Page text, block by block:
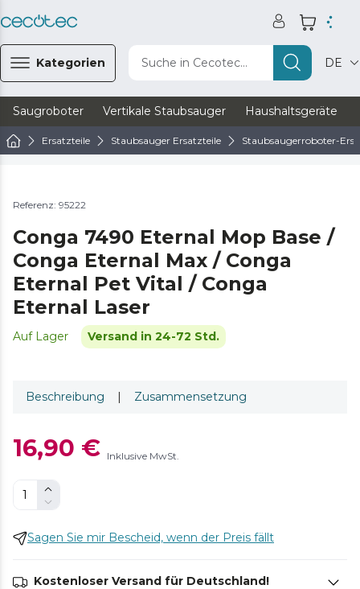
Kategorien Suche in Cecotec... DE
Saugroboter Vertikale Staubsauger Haushaltsgeräte
Ersatzteile Staubsauger Ersatzteile Staubsaugerroboter-
Referenz: 95222
Conga 7490 Eternal Mop Base /
Conga Eternal Max / Conga
Eternal Pet Vital / Conga
Eternal Laser
Auf Lager Versand in 24-72 Std.
Beschreibung | Zusammensetzung
16,90 € Inklusive MwSt.
Sagen Sie mir Bescheid, wenn der Preis fällt
Kostenloser Versand für Deutschland!